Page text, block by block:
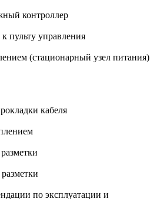
контроллер
пульту управления
(стационарный узел питания)
кабеля
по эксплуатации и